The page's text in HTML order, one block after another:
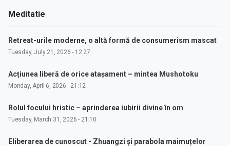
Meditatie
Retreat-urile moderne, o altă formă de consumerism mascat
Tuesday, July 21, 2026 - 12:27
Acțiunea liberă de orice atașament – mintea Mushotoku
Monday, April 6, 2026 - 21:12
Rolul focului hristic – aprinderea iubirii divine în om
Tuesday, March 31, 2026 - 21:10
Eliberarea de cunoscut - Zhuangzi și parabola maimuțelor